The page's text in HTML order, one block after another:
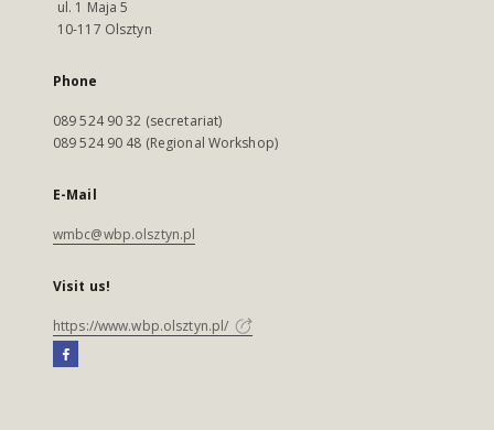
ul. 1 Maja 5
10-117 Olsztyn
Phone
089 524 90 32 (secretariat)
089 524 90 48 (Regional Workshop)
E-Mail
wmbc@wbp.olsztyn.pl
Visit us!
https://www.wbp.olsztyn.pl/